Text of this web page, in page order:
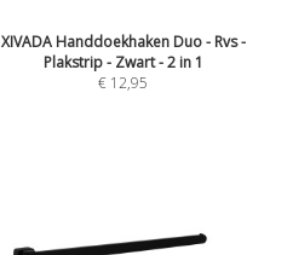
XIVADA Handdoekhaken Duo - Rvs -
Plakstrip - Zwart - 2 in 1
€ 12,95